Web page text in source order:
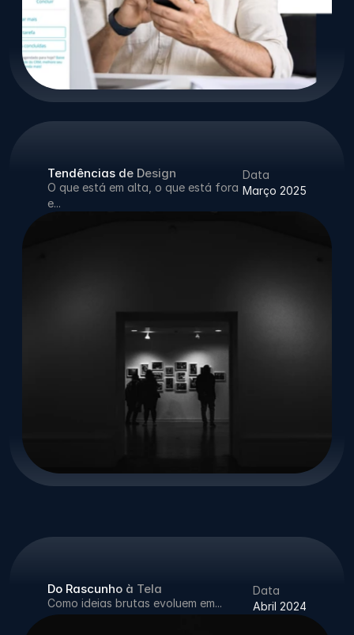
Tendências de Design
O que está em alta, o que está fora
e...
Data
Março 2025
Do Rascunho à Tela
Como ideias brutas evoluem em...
Data
Abril 2024